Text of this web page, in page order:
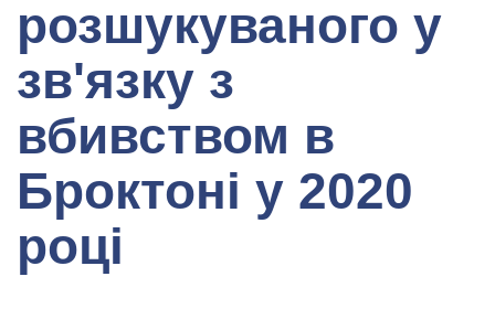
розшукуваного у
зв'язку з
вбивством в
Броктоні у 2020
році